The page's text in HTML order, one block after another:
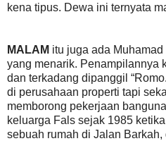
kena tipus. Dewa ini ternyata
MALAM itu juga ada
yang menarik. Penampilannya
dan terkadang dipanggil
di perusahaan properti tapi
memborong pekerjaan
keluarga Fals sejak 1985
sebuah rumah di Jalan